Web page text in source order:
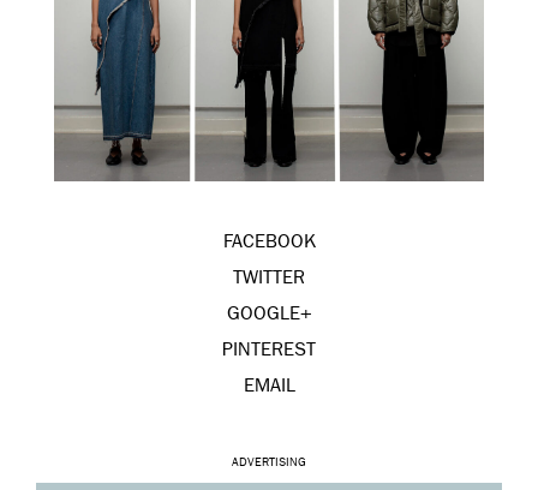
FACEBOOK
TWITTER
GOOGLE+
PINTEREST
EMAIL
ADVERTISING